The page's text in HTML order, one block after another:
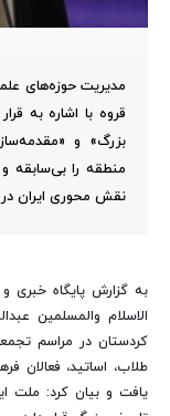
مدیریت حوزه‌های
قروه با اشاره به
بزرگ» و
منطقه را بی‌سابقه
نقش محوری ایران در
به گزارش پایگاه خبری
الاسلام والمسلمین
کردستان در مراسم
طلاب، اساتید، فعالان
یافت و بیان کرد: ملت